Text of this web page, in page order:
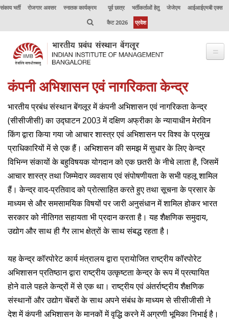
संकाय भर्ती रोजगार अवसर स्नातक कार्यक्रम पूर्व छात्र भर्तीकर्ताओं हेतु जेजेएम
आईआईएमबी एक्स
कैट 2026
प्रवेश
भाप्रसंबें के विषय में
कार्यक्रम
कार्यपालक शिक्षा
उत्कृष्टता केंद्र
संकाय
अनुसंधान
जर्नल
दान
कंपनी अभिशासन एवं नागरिकता केन्‍द्र
भारतीय प्रबंध संस्‍थान बेंगलूर में कंपनी अभिशासन एवं नागरिकता केन्‍द्र
(सीसीजीसी) का उद्घाटन 2003 में दक्षिण अफ्रीका के न्यायाधीन मेरविन
किंग द्वारा किया गया जो आचार शास्‍त्र एवं अभिशासन पर विश्‍व के प्रमुख
प्राधिकारियों में से एक हैं। अभिशासन की समझ में सुधार के लिए केन्‍द्र
विभिन्‍न संकायों के बहुविषयक योगदान को एक छतरी के नीचे लाता है, जिसमें
आचार शास्‍त्र तथा जिम्‍मेदार व्‍यवसाय एवं संपोषणीयता के सभी पहलू शामिल
हैं। केन्‍द्र वाद-प्रतिवाद को प्रोत्‍साहित करते हुए तथा सूचना के प्रसार के
माध्‍यम से और समसामयिक विषयों पर जारी अनुसंधान में शामिल होकर भारत
सरकार को नीतिगत सहायता भी प्रदान करता है। यह शैक्षणिक समुदाय,
उद्योग और साथ ही गैर लाभ क्षेत्रों के साथ संबद्ध रहता है।
यह केन्‍द्र कॉरपोरेट कार्य मंत्रालय द्वारा प्रायोजित राष्‍ट्रीय कॉरपोरेट
अभिशासन प्रतिष्‍ठान द्वारा राष्‍ट्रीय उत्‍कृष्‍टता केन्‍द्र के रूप में प्रत्‍यायित
होने वाले पहले केन्‍द्रों में से एक था। राष्‍ट्रीय एवं अंतर्राष्‍ट्रीय शैक्षणिक
संस्‍थानों और उद्योग चेंबरों के साथ अपने संबंध के माध्‍यम से सीसीजीसी ने
देश में कंपनी अभिशासन के मानकों में वृद्धि करने में अग्रणी भूमिका निभाई है।